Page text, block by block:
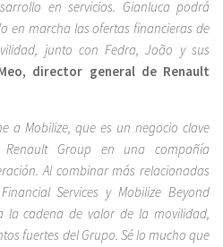
en servicios. Gianluca podrá
en marcha las ofertas financieras de
junto con Fedra, João y sus
director general de Renault
a Mobilize, que es un negocio clave
Group en una compañía
Al combinar más relacionadas
Services y Mobilize Beyond
la cadena de valor de la movilidad,
fuertes del Grupo. Sé lo mucho que